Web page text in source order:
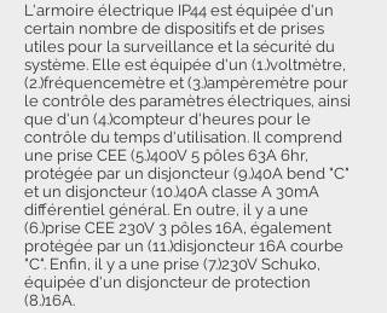
L'armoire électrique IP44 est équipée d'un
certain nombre de dispositifs et de prises
utiles pour la surveillance et la sécurité du
système. Elle est équipée d'un (1.)voltmètre,
(2.)fréquencemètre et (3.)ampèremètre pour
le contrôle des paramètres électriques, ainsi
que d'un (4.)compteur d'heures pour le
contrôle du temps d'utilisation. Il comprend
une prise CEE (5.)400V 5 pôles 63A 6hr,
protégée par un disjoncteur (9.)40A bend "C"
et un disjoncteur (10.)40A classe A 30mA
différentiel général. En outre, il y a une
(6.)prise CEE 230V 3 pôles 16A, également
protégée par un (11.)disjoncteur 16A courbe
"C". Enfin, il y a une prise (7.)230V Schuko,
équipée d'un disjoncteur de protection
(8.)16A.